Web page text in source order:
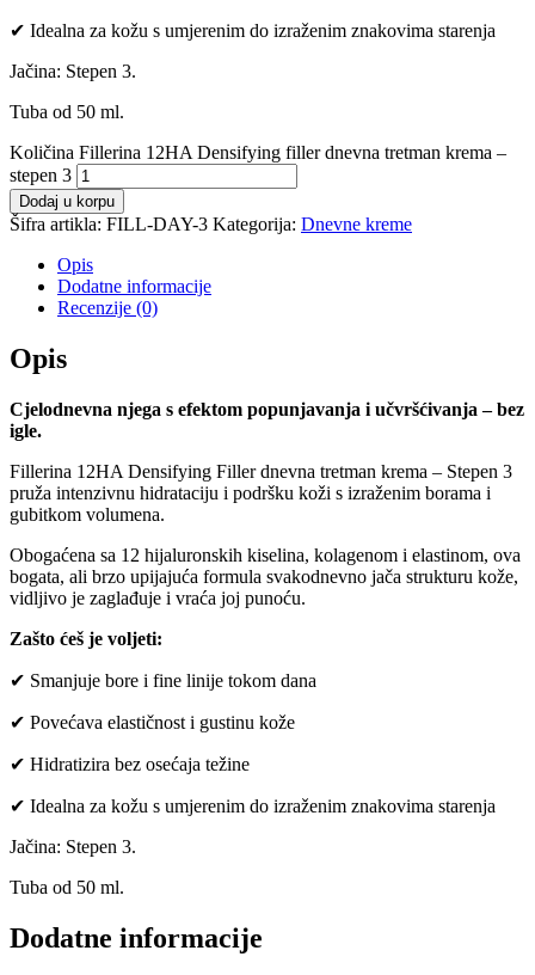
✔ Idealna za kožu s umjerenim do izraženim znakovima starenja
Jačina: Stepen 3.
Tuba od 50 ml.
Količina Fillerina 12HA Densifying filler dnevna tretman krema –
stepen 3
Dodaj u korpu
Šifra artikla: FILL-DAY-3 Kategorija: Dnevne kreme
Opis
Dodatne informacije
Recenzije (0)
Opis
Cjelodnevna njega s efektom popunjavanja i učvršćivanja – bez
igle.
Fillerina 12HA Densifying Filler dnevna tretman krema – Stepen 3
pruža intenzivnu hidrataciju i podršku koži s izraženim borama i
gubitkom volumena.
Obogaćena sa 12 hijaluronskih kiselina, kolagenom i elastinom, ova
bogata, ali brzo upijajuća formula svakodnevno jača strukturu kože,
vidljivo je zaglađuje i vraća joj punoću.
Zašto ćeš je voljeti:
✔ Smanjuje bore i fine linije tokom dana
✔ Povećava elastičnost i gustinu kože
✔ Hidratizira bez osećaja težine
✔ Idealna za kožu s umjerenim do izraženim znakovima starenja
Jačina: Stepen 3.
Tuba od 50 ml.
Dodatne informacije